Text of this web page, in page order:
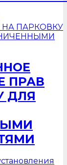
ПРАВ
ДЛЯ